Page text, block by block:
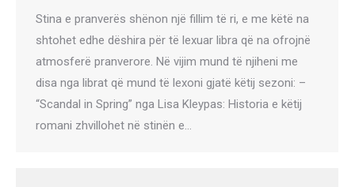
Stina e pranverës shënon një fillim të ri, e me këtë na
shtohet edhe dëshira për të lexuar libra që na ofrojnë
atmosferë pranverore. Në vijim mund të njiheni me
disa nga librat që mund të lexoni gjatë këtij sezoni: –
“Scandal in Spring” nga Lisa Kleypas: Historia e këtij
romani zhvillohet në stinën e…